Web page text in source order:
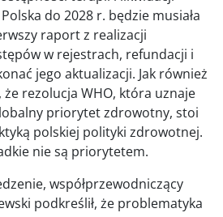
do 2028 r. będzie musiała
raport z realizacji
w rejestrach, refundacji i
jego aktualizacji. Jak również
rezolucja WHO, która uznaje
priorytet zdrowotny, stoi
polskiej polityki zdrowotnej.
nie są priorytetem.
współprzewodniczący
podkreślił, że problematyka